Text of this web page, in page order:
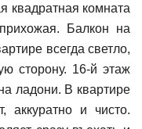
квадратная комната
Балкон на
всегда светло,
сторону. 16-й этаж
ладони. В квартире
аккуратно и чисто.